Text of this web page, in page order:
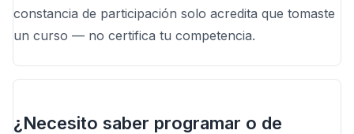
constancia de participación solo acredita que tomaste
un curso — no certifica tu competencia.
¿Necesito saber programar o de